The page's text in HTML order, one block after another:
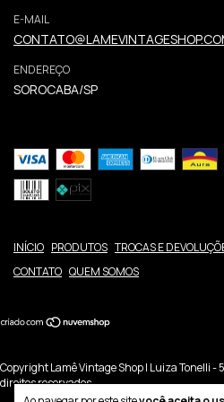
E-MAIL
ENDEREÇO
SOROCABA/SP
INÍCIO PRODUTOS TROCAS E
CONTATO QUEM SOMOS
Copyright Lamê Vintage Shop | Luiza Tonelli -
direitos reservados.